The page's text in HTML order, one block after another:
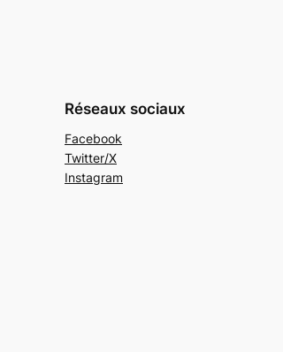
Réseaux sociaux
Facebook
Twitter/X
Instagram